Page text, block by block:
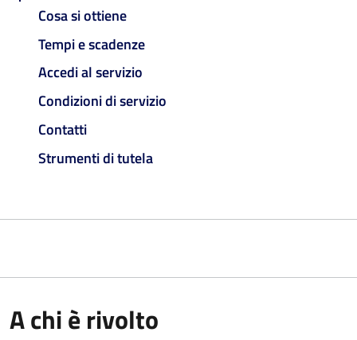
Cosa si ottiene
Tempi e scadenze
Accedi al servizio
Condizioni di servizio
Contatti
Strumenti di tutela
A chi è rivolto